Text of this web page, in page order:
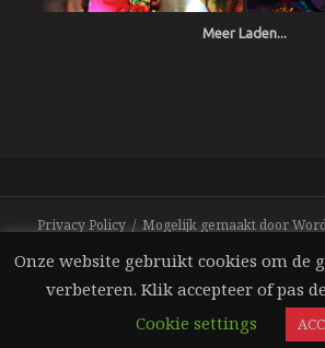
Meer Laden...
Privacy Policy Mogelijk gemaakt door
Onze website gebruikt cookies om de
verbeteren. Klik accepteer of pas
Cookie settings